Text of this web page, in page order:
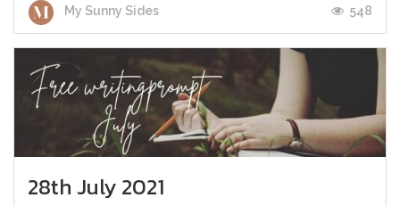
My Sunny Sides 548
28th July 2021